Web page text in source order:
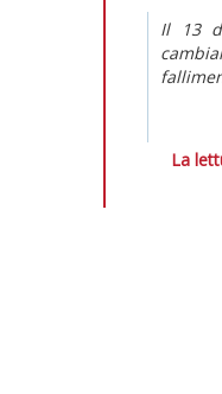
Il 13
La